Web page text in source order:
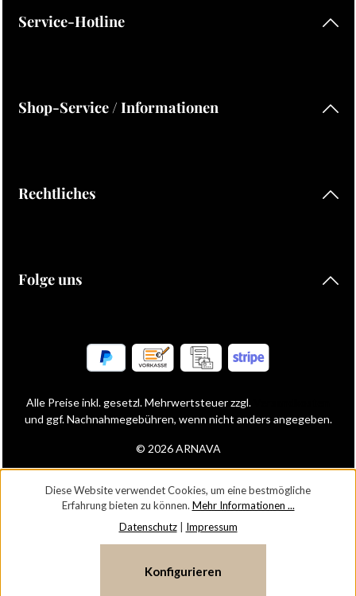
Service-Hotline
Shop-Service / Informationen
Rechtliches
Folge uns
© 2026 ARNAVA
Alle Preise inkl. gesetzl. Mehrwertsteuer zzgl.
und ggf. Nachnahmegebühren, wenn nicht anders angegeben.
Diese Website verwendet Cookies, um eine bestmögliche
Erfahrung bieten zu können. Mehr Informationen ...
Datenschutz| Impressum
Konfigurieren